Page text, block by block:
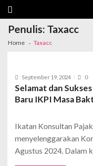
Penulis: Taxacc
Home Taxacc
September 19, 2024 0
Selamat dan
Baru IKPI Masa
Ikatan Konsultan
menyelenggarakan
Agustus 2024. Dalam